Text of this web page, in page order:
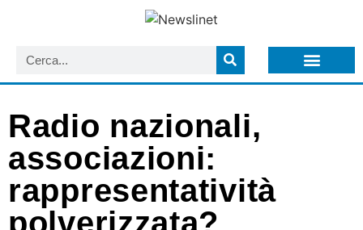
Radio nazionali,
associazioni:
rappresentatività
polverizzata?